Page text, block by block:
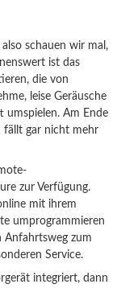
schauen wir mal,
ist das
die von
leise Geräusche
umspielen. Am Ende
fällt gar nicht mehr
zur Verfügung.
mit ihrem
umprogrammieren
Anfahrtsweg zum
Service.
integriert, dann